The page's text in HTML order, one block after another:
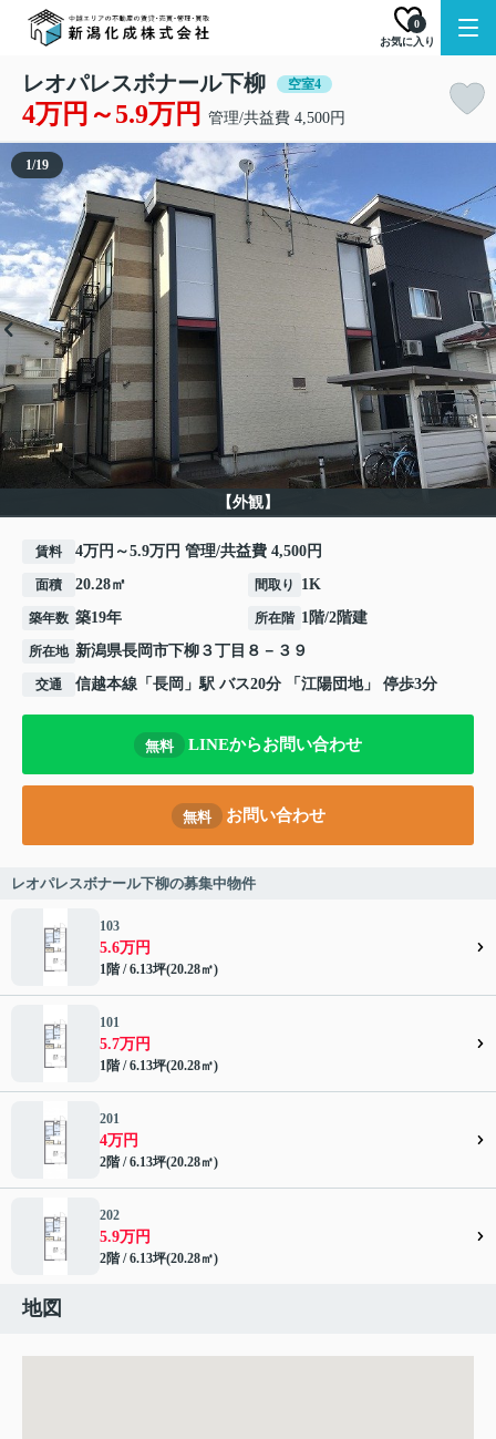
お気に入り
0
レオパレスボナール下柳 空室4
4万円～5.9万円 管理/共益費 4,500円
【外観】
1/19
賃料 4万円～5.9万円 管理/共益費 4,500円
面積 20.28㎡ 間取り 1K
築年数 築19年 所在階 1階/2階建
所在地 新潟県長岡市下柳 ３丁目８－３９
交通 信越本線 「 長岡 」駅 バス20分 「江陽団地」 停歩3分
無料 LINEからお問い合わせ
無料 お問い合わせ
レオパレスボナール下柳の募集中物件
103
5.6万円
1階 / 6.13坪(20.28㎡)
101
5.7万円
1階 / 6.13坪(20.28㎡)
201
4万円
2階 / 6.13坪(20.28㎡)
202
5.9万円
2階 / 6.13坪(20.28㎡)
地図